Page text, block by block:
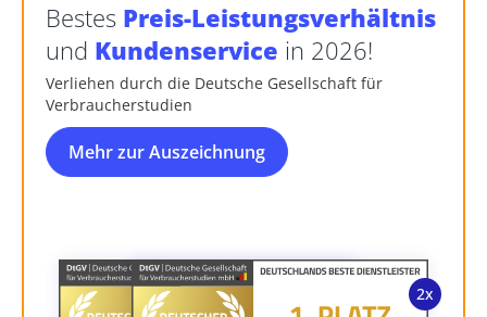
Bestes Preis-Leistungsverhältnis
und Kundenservice in 2026!
Verliehen durch die Deutsche Gesellschaft für
Verbraucherstudien
Mehr zur Auszeichnung